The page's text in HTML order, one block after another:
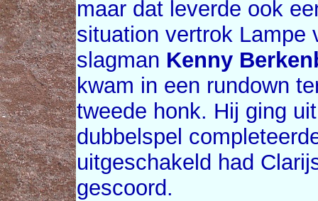
maar dat leverde ook
situation vertrok Lampe
slagman Kenny
kwam in een rundown
tweede honk. Hij ging
dubbelspel
uitgeschakeld had
gescoord.